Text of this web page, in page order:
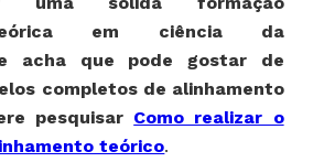
teórica em ciência da
acha que pode gostar de
completos de alinhamento
pesquisar Como realizar o
teórico.